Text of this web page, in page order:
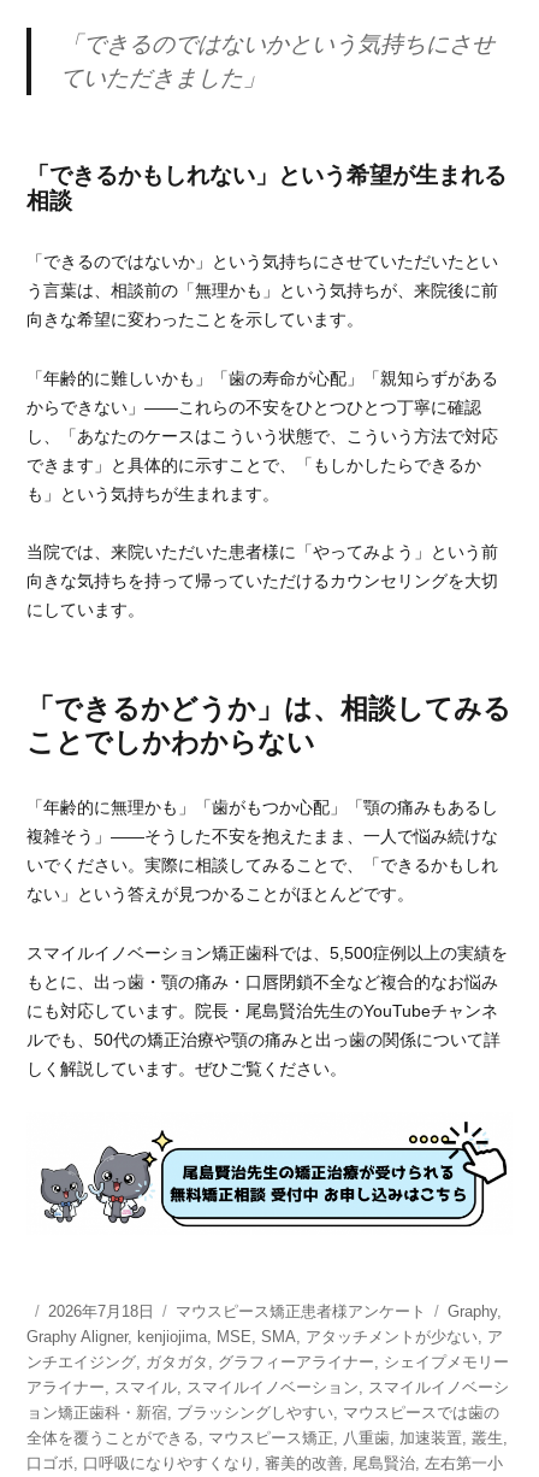
「できるのではないかという気持ちにさせ
ていただきました」
「できるかもしれない」という希望が生まれる
相談
「できるのではないか」という気持ちにさせていただいたとい
う言葉は、相談前の「無理かも」という気持ちが、来院後に前
向きな希望に変わったことを示しています。
「年齢的に難しいかも」「歯の寿命が心配」「親知らずがある
からできない」——これらの不安をひとつひとつ丁寧に確認
し、「あなたのケースはこういう状態で、こういう方法で対応
できます」と具体的に示すことで、「もしかしたらできるか
も」という気持ちが生まれます。
当院では、来院いただいた患者様に「やってみよう」という前
向きな気持ちを持って帰っていただけるカウンセリングを大切
にしています。
「できるかどうか」は、相談してみる
ことでしかわからない
「年齢的に無理かも」「歯がもつか心配」「顎の痛みもあるし
複雑そう」——そうした不安を抱えたまま、一人で悩み続けな
いでください。実際に相談してみることで、「できるかもしれ
ない」という答えが見つかることがほとんどです。
スマイルイノベーション矯正歯科では、5,500症例以上の実績を
もとに、出っ歯・顎の痛み・口唇閉鎖不全など複合的なお悩み
にも対応しています。院長・尾島賢治先生のYouTubeチャンネ
ルでも、50代の矯正治療や顎の痛みと出っ歯の関係について詳
しく解説しています。ぜひご覧ください。
投
稿
日:
2026年7月18日
カ
テ
ゴ
リ
ー
マウスピース矯正患者様アンケート
タ
グ
Graphy,
Graphy Aligner, kenjiojima MSE ,SMA アタッチメントが少ない ア
ンチエイジング ガタガタ グラフィーアライナー
シェイプメモリー
アライナー
スマイル スマイルイノベーション
スマイルイノベーシ
ョン矯正歯科・新宿 ブラッシングしやすい マウスピースでは歯の
全体を覆うことができる
マウスピース矯正 八重歯 加速装置 ,叢生
口ゴボ
口呼吸になりやすくなり ,審美的改善 尾島賢治 左右第一小